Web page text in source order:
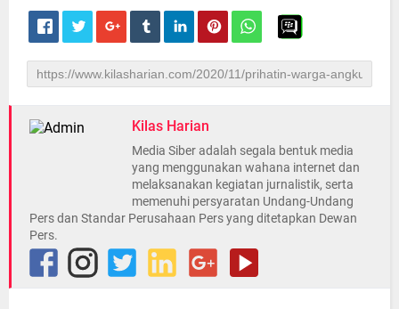
Kilas Harian
Media Siber adalah segala bentuk media
yang menggunakan wahana internet dan
melaksanakan kegiatan jurnalistik, serta
memenuhi persyaratan Undang-Undang
Pers dan Standar Perusahaan Pers yang ditetapkan Dewan
Pers.